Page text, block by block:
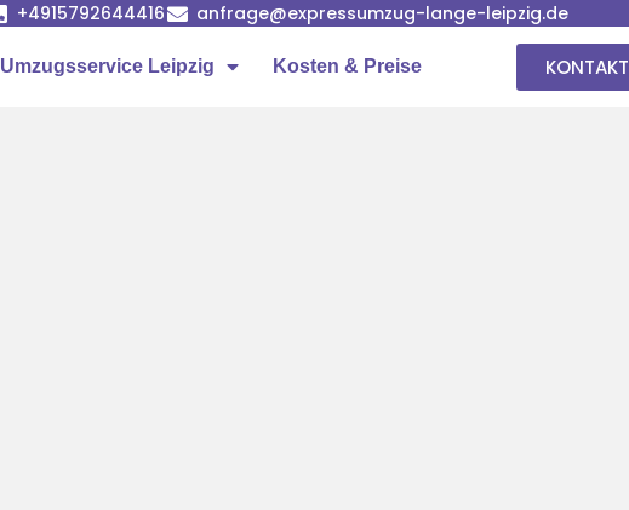
+4915792644416 anfrage@expressumzug-lange-leipzig.de
Umzugsservice Leipzig Kosten & Preise KONTAKT